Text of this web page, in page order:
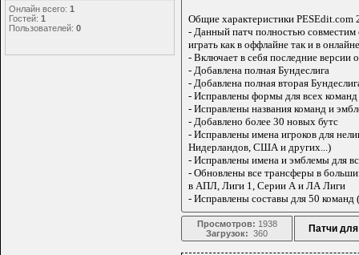
Онлайн всего: 1
Гостей: 1
Пользователей: 0
Общие характеристики PESEdit.com
- Данный патч полностью
играть как в оффлайне так и в онлайне
- Включает в себя последние версии
- Добавлена ​​полная Бундеслига
- Добавлена ​​полная вторая
- Исправлены формы для всех
- Исправлены названия команд и
- Добавлено более 30 новых бутс
- Исправлены имена игроков для
Нидерландов, США и других...)
- Исправлены имена и эмблемы для
- Обновлены все трансферы в
в АПЛ, Лиги 1, Серии А и ЛА Лиги
- Исправлены составы для 50
Просмотров: 1938
Загрузок: 360 Патчи для